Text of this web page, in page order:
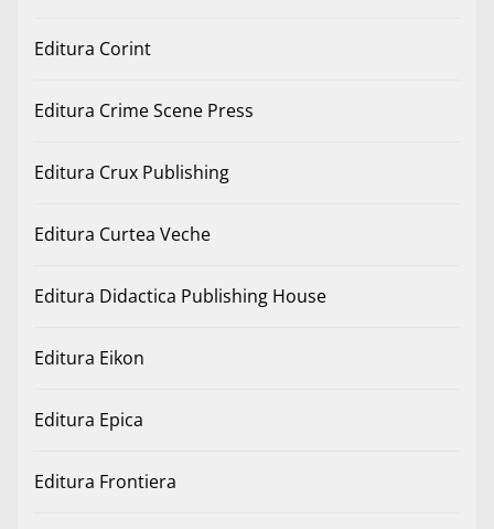
Editura Corint
Editura Crime Scene Press
Editura Crux Publishing
Editura Curtea Veche
Editura Didactica Publishing House
Editura Eikon
Editura Epica
Editura Frontiera